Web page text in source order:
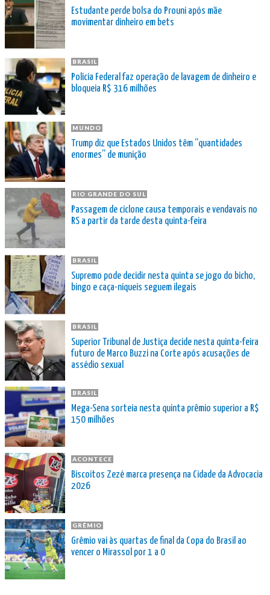
Estudante perde bolsa do Prouni após mãe
movimentar dinheiro em bets
BRASIL
Polícia Federal faz operação de lavagem de dinheiro e
bloqueia R$ 316 milhões
MUNDO
Trump diz que Estados Unidos têm “quantidades
enormes” de munição
RIO GRANDE DO SUL
Passagem de ciclone causa temporais e vendavais no
RS a partir da tarde desta quinta-feira
BRASIL
Supremo pode decidir nesta quinta se jogo do bicho,
bingo e caça-níqueis seguem ilegais
BRASIL
Superior Tribunal de Justiça decide nesta quinta-feira
futuro de Marco Buzzi na Corte após acusações de
assédio sexual
BRASIL
Mega-Sena sorteia nesta quinta prêmio superior a R$
150 milhões
ACONTECE
Biscoitos Zezé marca presença na Cidade da Advocacia
2026
GRÊMIO
Grêmio vai às quartas de final da Copa do Brasil ao
vencer o Mirassol por 1 a 0